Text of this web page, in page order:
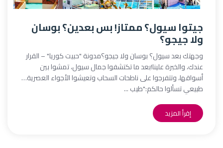
جيتوا سيول؟ ممتاز! بس بعدين؟ بوسان
ولا جيجو؟
وجهتك بعد سيول؟ بوسان ولا جيجو؟مدونة "حبيت كوريا" – القرار
عندك، والخبرة علينا!بعد ما تكتشفوا جمال سيول، تمشوا بين
أسواقها، وتتفرجوا على ناطحات السحاب وتعيشوا الأجواء العصرية…
طبيعي تسألوا حالكم:"طيب ...
إقرأ المزيد